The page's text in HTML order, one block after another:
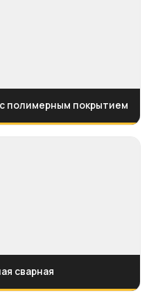
полимерным покрытием
сварная